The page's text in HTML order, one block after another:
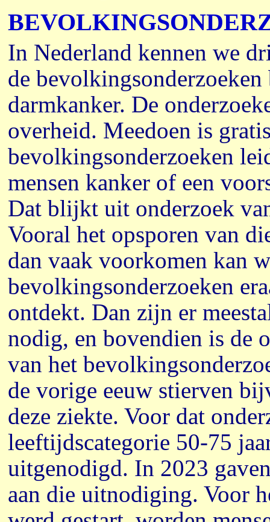
In Nederland kennen we
de
darmkanker. De
overheid. Meedoen is
bevolkingsonderzoeken
mensen kanker of een
Dat blijkt uit onderzoek
Vooral het opsporen van
dan vaak voorkomen kan
bevolkingsonderzoeken
ontdekt. Dan zijn er
nodig, en bovendien is de
van het
de vorige eeuw stierven
deze ziekte. Voor dat
leeftijdscategorie 50-75
uitgenodigd. In 2023
aan die uitnodiging. Voor